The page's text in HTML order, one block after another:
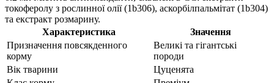
токоферолу з рослинної олії (1b306), аскорбілпальмітат (1b304)
та екстракт розмарину.
Характеристика
Значення
Призначення повсякденного
корму
Великі та гігантські
породи
Вік тварини
Цуценята